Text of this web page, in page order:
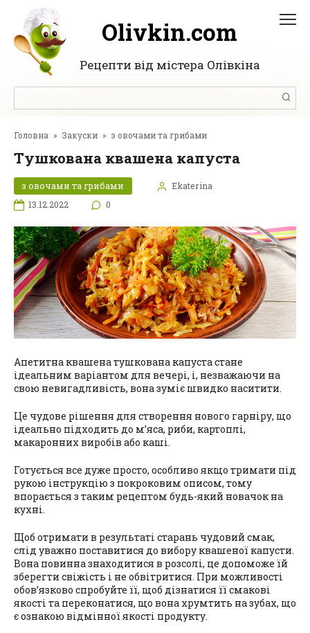
Перейти
вмісту
Olivkin.com
Рецепти від містера Олівкіна
Головна » Закуски » з овочами та грибами
Тушкована квашена капуста
з овочами та грибами
Ekaterina
13.12.2022
0
Апетитна квашена тушкована капуста стане
ідеальним варіантом для вечері, і, незважаючи на
свою невигадливість, вона зуміє швидко наситити.
Це чудове рішення для створення нового гарніру, що
ідеально підходить до м’яса, риби, картоплі,
макаронних виробів або каші.
Готується все дуже просто, особливо якщо тримати під
рукою інструкцію з покроковим описом, тому
впорається з таким рецептом будь-який новачок на
кухні.
Щоб отримати в результаті старань чудовий смак,
слід уважно поставитися до вибору квашеної капусти.
Вона повинна знаходитися в розсолі, це допоможе їй
зберегти свіжість і не обвітритися. При можливості
обов’язково спробуйте її, щоб дізнатися її смакові
якості та переконатися, що вона хрумтить на зубах, що
є ознакою відмінної якості продукту.